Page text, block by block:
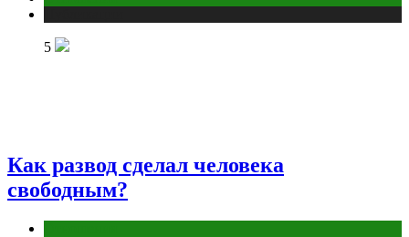
5
Как развод сделал человека
свободным?